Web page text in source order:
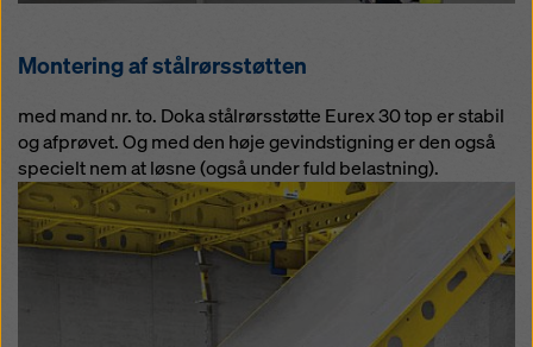
Montering af stålrørsstøtten
med mand nr. to. Doka stålrørsstøtte Eurex 30 top er stabil
og afprøvet. Og med den høje gevindstigning er den også
specielt nem at løsne (også under fuld belastning).